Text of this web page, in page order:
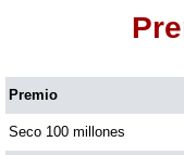
Dorado
Dorado
Premio
Seco 100 millones